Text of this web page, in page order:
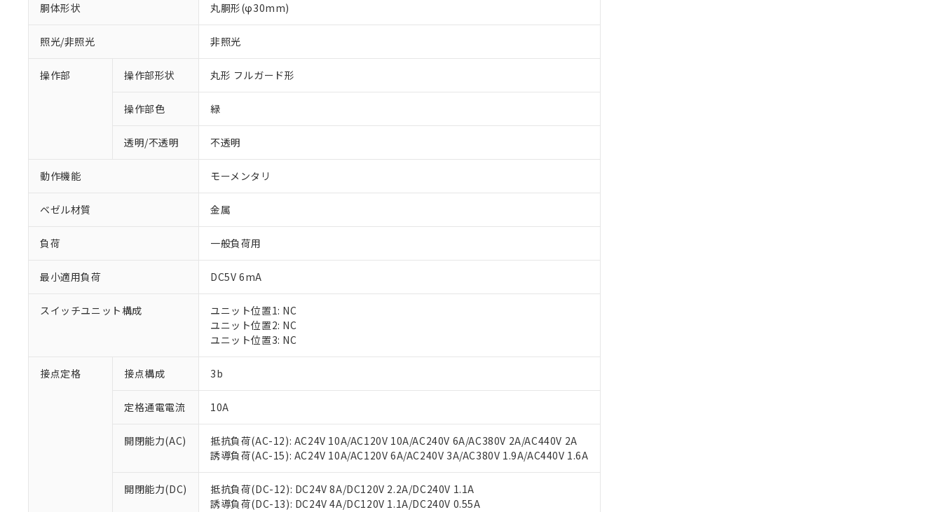
胴体形状 丸胴形(φ30mm)
照光/非照光 非照光
操作部 操作部形状 丸形 フルガード形
操作部色 緑
透明/不透明 不透明
動作機能 モーメンタリ
ベゼル材質 金属
負荷 一般負荷用
最小適用負荷 DC5V 6mA
スイッチユニット構成
ユニット位置1: NC
ユニット位置2: NC
ユニット位置3: NC
接点定格 接点構成 3b
定格通電電流 10A
開閉能力(AC)
抵抗負荷(AC-12): AC24V 10A/AC120V 10A/AC240V 6A/AC380V 2A/AC440V 2A
誘導負荷(AC-15): AC24V 10A/AC120V 6A/AC240V 3A/AC380V 1.9A/AC440V 1.6A
開閉能力(DC)
抵抗負荷(DC-12): DC24V 8A/DC120V 2.2A/DC240V 1.1A
誘導負荷(DC-13): DC24V 4A/DC120V 1.1A/DC240V 0.55A
以下の条件をお読みいただき、同意のうえご利用ください。
本サービスは、当社制御機器事業取扱商品の当社在庫状況および標準価格(税抜)を提供させていただ
くものです。
当社制御機器事業取扱商品の中には、本サービスの対象外となる商品もあることをご了承ください。
のであり、閲覧された時点での実際の在庫および標準価格とは異なる場合があることをご了承くださ
※1 対応状況
対応済み：EU RoHS指令（10物質）の非含有に対応した製品が提供可能な商品です。
対応予定：EU RoHS指令（10物質）の非含有に対応した製品に切り替える予定のある商品です。
対応予定なし：EU RoHS指令（10物質）の非含有に非対応の商品で、対応品を出す予定はありません。
仕入先様の事情により、非含有部品としていたものが、含有品と判明した場合などやむを得ず変更すること
があります。
*EU RoHS指令（10物質）：
鉛(Pb) 1000ppm以下、 水銀(Hg) 1000ppm以下、 カドミウム(Cd) 100ppm以下、
六価クロム(Cr(Ⅵ)) 1000ppm以下、ポリ臭化ビフェニル類(PBB) 1000ppm以下、ポリ臭化ジフェニルエーテル類(PBDE) 1000ppm以下、
但し、RoHS指令で産業用監視および制御機器に対する適用除外項目は除く。
フタル酸エステル類の４物質については閾値を超える意図的な使用がないことを確認しています。
※1 中国RoHS○×表
「－」：未確認です。当社販売部門へお問い合わせください。
*中国RoHS10物質の基準値 (GB/T26572)：
Pb(鉛) :1000ppm、 Hg(水銀) : 1000ppm、 Cd(カドミウム) : 100ppm、
Cr(Ⅵ)(六価クロム) : 1000ppm、 PBBs(ポリ臭化ビフェニル類) : 1000ppm、 PBDEs(ポリ臭化ジフェニルエーテル類) : 1000ppm、
DBP(フタル酸ジブチル) : 1000ppm、 DIBP(フタル酸ジイソブチル) : 1000ppm、 BBP(フタル酸ブチルベンジル) : 1000ppm、
当社は、これら貴社製品のうち、外国為替および外国貿易法に定める商品（以下｢規制貨物等」とい
う）を輸出または国外への提供する場合は、日本国政府の輸出許可(または役務取引許可)を取得する
当社は規制貨物を破棄する場合は、完全に破砕するなど、違法に輸出されないよう必要な手段を講じ
ます。
記
号
説明
○ 一定数以上の在庫あり